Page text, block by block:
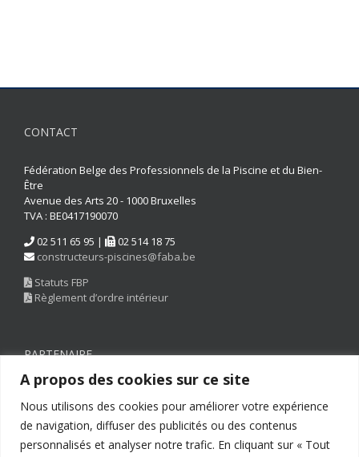
A propos des cookies sur ce site
Nous utilisons des cookies pour améliorer votre expérience
de navigation, diffuser des publicités ou des contenus
personnalisés et analyser notre trafic. En cliquant sur « Tout
CONTACT
Fédération Belge des Professionnels de la Piscine et du Bien-
Être
Avenue des Arts 20 - 1000 Bruxelles
TVA : BE0417190070
02 511 65 95 |
02 514 18 75
constructeurs-piscines@faba.be
Statuts FBP
Règlement d’ordre intérieur
PARTENAIRE